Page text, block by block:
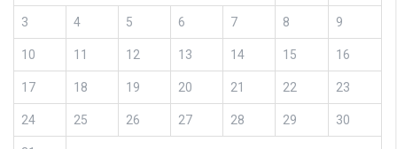
3 4 5 6 7 8 9
10 11 12 13 14 15 16
17 18 19 20 21 22 23
24 25 26 27 28 29 30